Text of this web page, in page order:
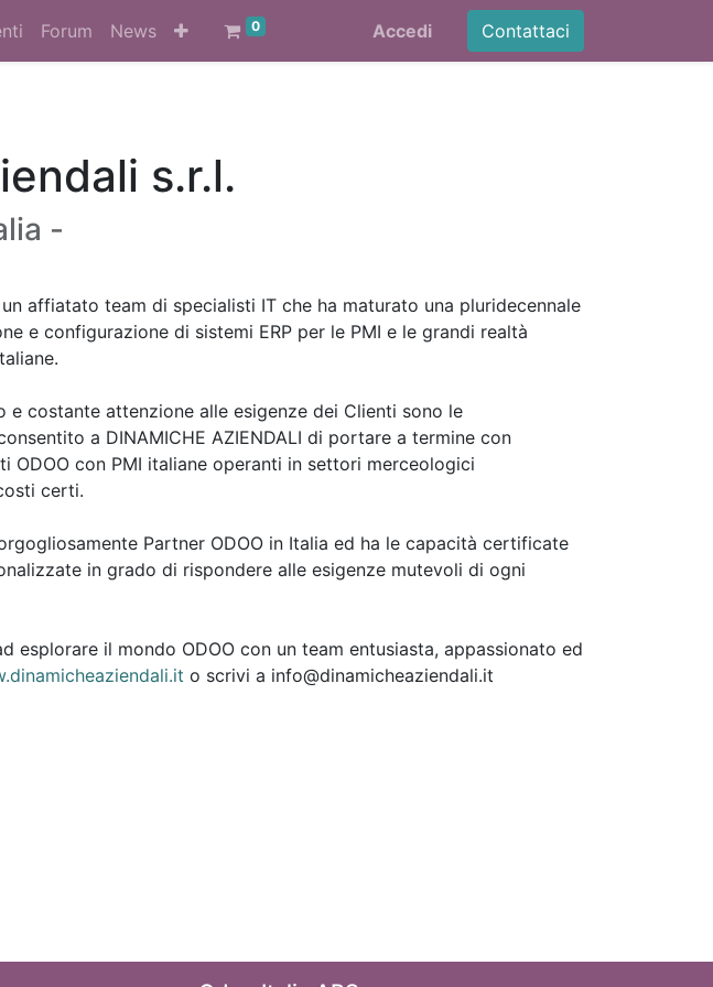
Forum News 0 Accedi Contattaci
s.r.l.
-
affiatato team di specialisti IT che ha maturato una pluridecennale
e configurazione di sistemi ERP per le PMI e le grandi realtà
e costante attenzione alle esigenze dei Clienti sono le
a DINAMICHE AZIENDALI di portare a termine con
ODOO con PMI italiane operanti in settori merceologici
certi.
Partner ODOO in Italia ed ha le capacità certificate
in grado di rispondere alle esigenze mutevoli di ogni
esplorare il mondo ODOO con un team entusiasta, appassionato ed
o scrivi a info@dinamicheaziendali.it